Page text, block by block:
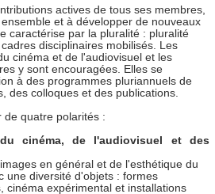
actives de tous ses membres,
et à développer de nouveaux
caractérise par la pluralité : pluralité
disciplinaires mobilisés. Les
cinéma et de l'audiovisuel et les
y sont encouragées. Elles se
à des programmes pluriannuels de
des colloques et des publications.
de quatre polarités :
cinéma, de l'audiovisuel et des
en général et de l'esthétique du
une diversité d'objets : formes
cinéma expérimental et installations